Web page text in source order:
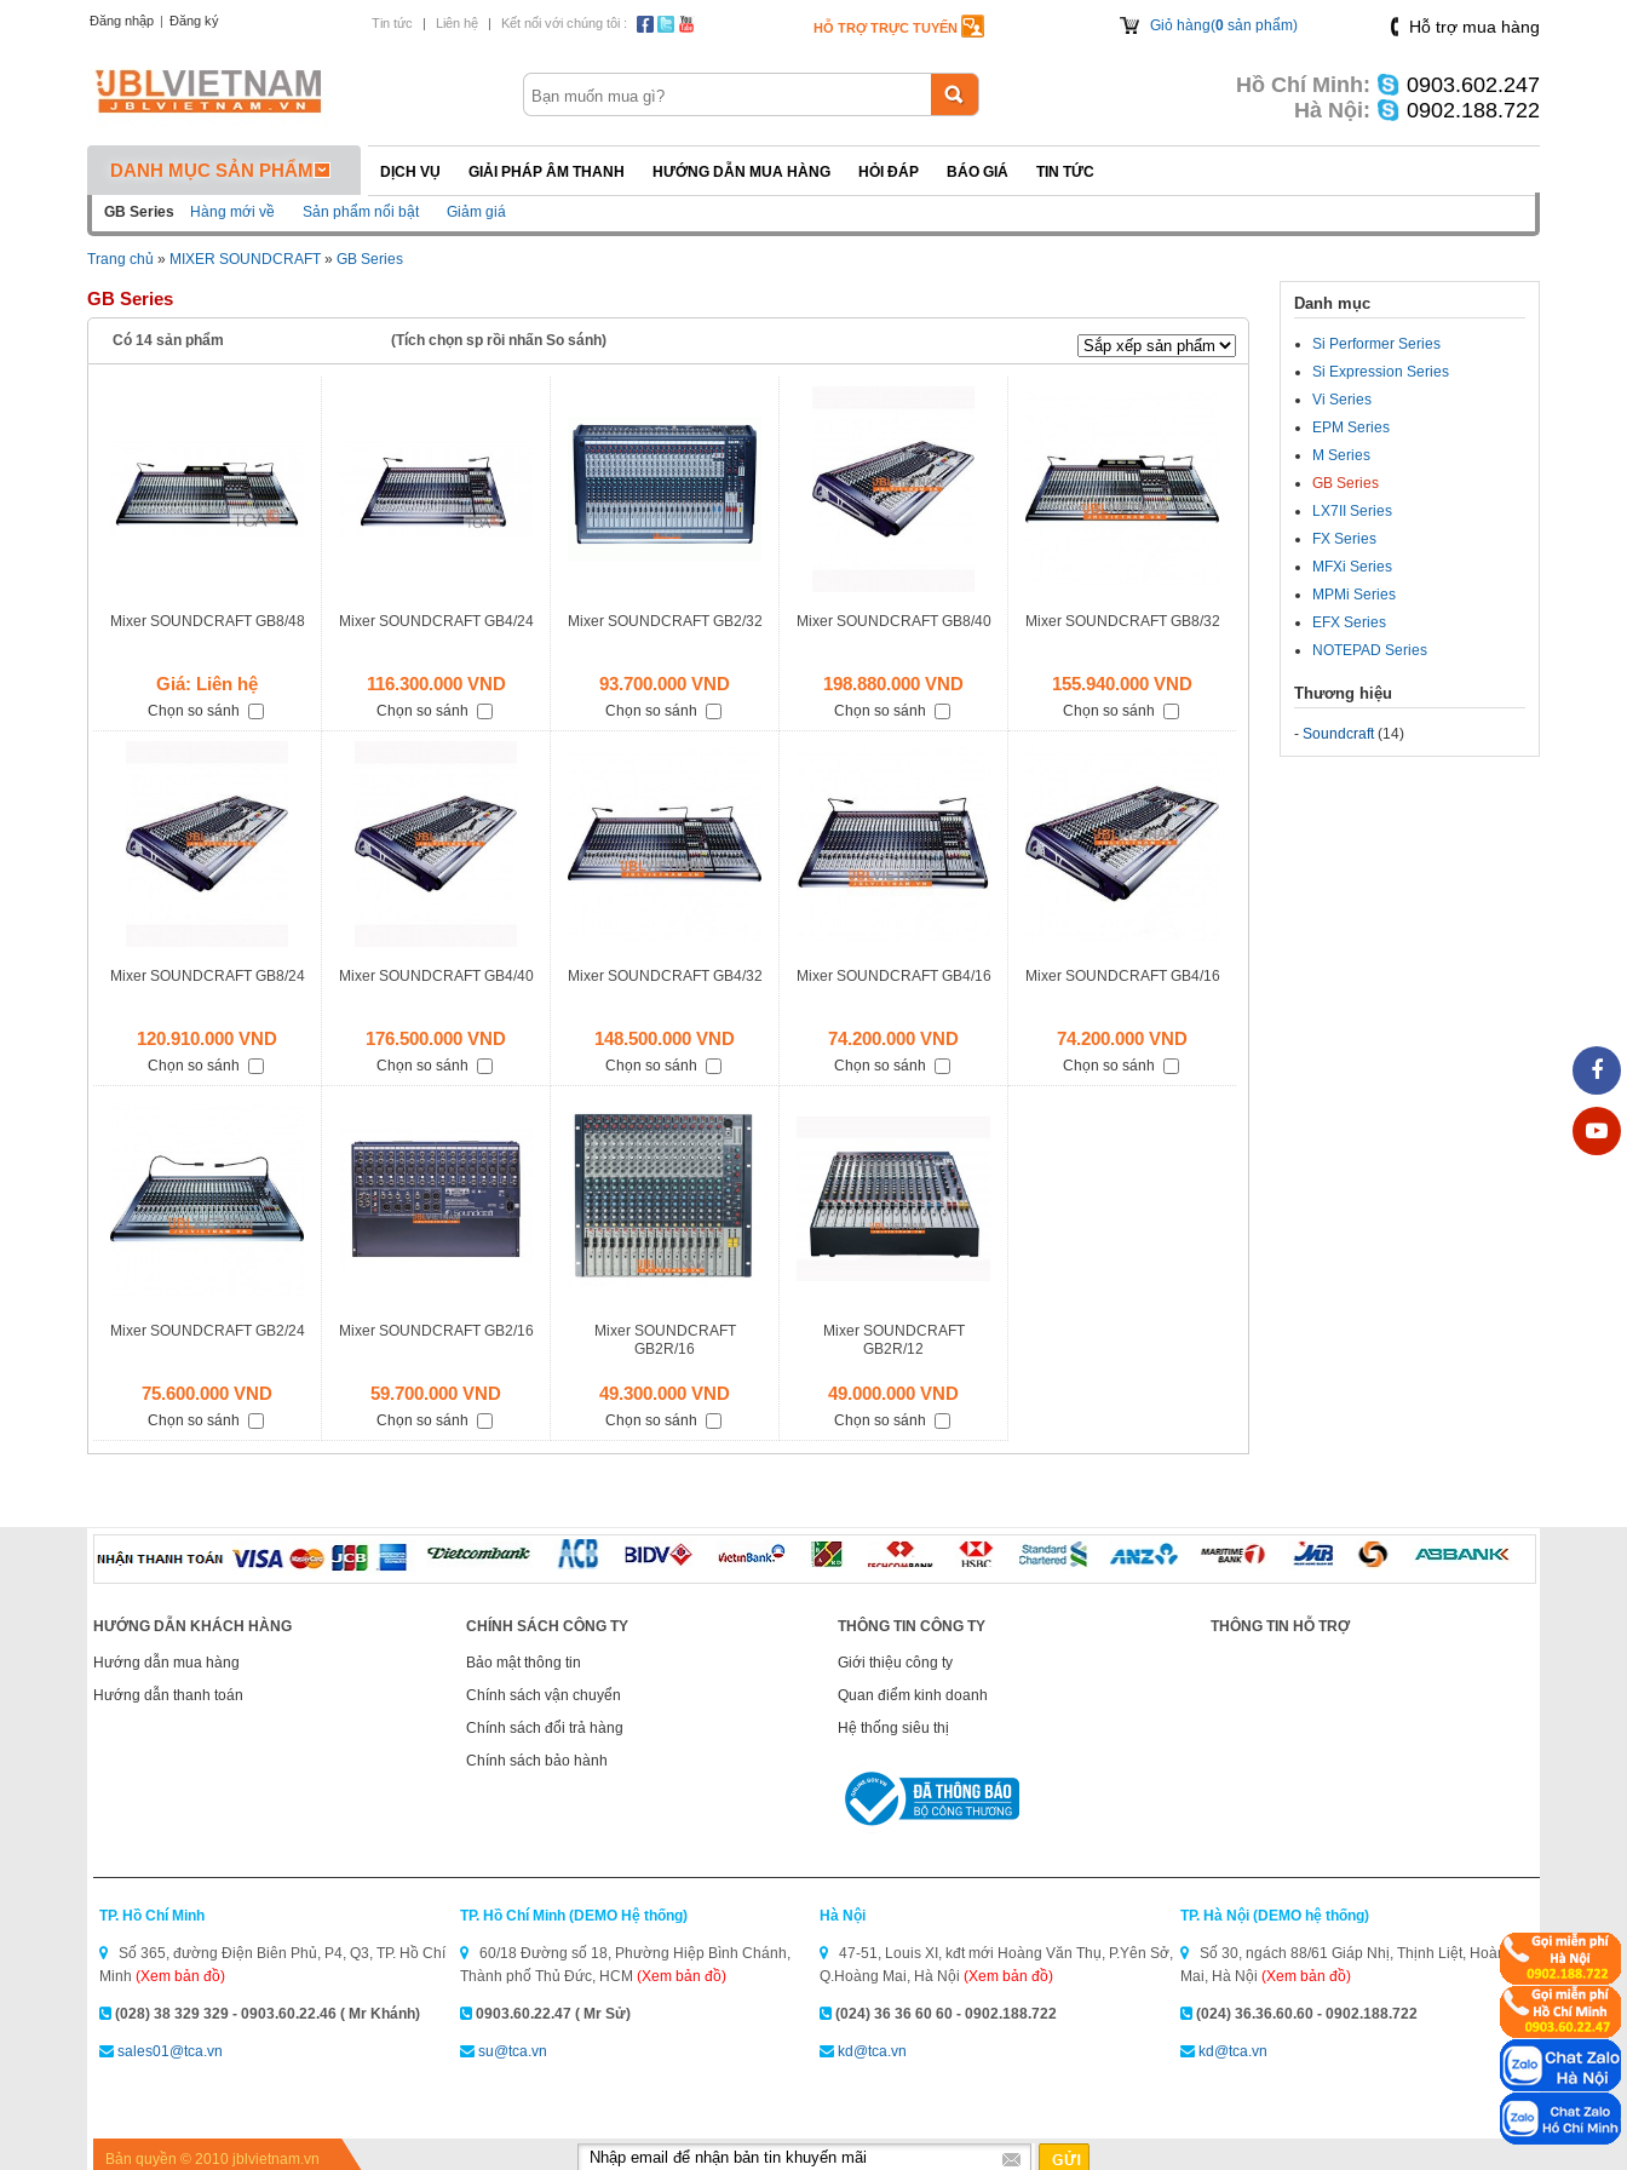
Đăng nhập | Đăng ký Tin tức | Liên hệ | Kết nối với chúng tôi : HỖ TRỢ TRỰC TUYẾN Hỗ trợ mua hàng
Hồ Chí Minh:
0903.602.247
Hà Nội:
0902.188.722
Giỏ hàng(0 sản phẩm)
DANH MỤC SẢN PHẨM DỊCH VỤ GIẢI PHÁP ÂM THANH HƯỚNG DẪN MUA HÀNG HỎI ĐÁP BÁO GIÁ TIN TỨC
GB Series Hàng mới về Sản phẩm nổi bật Giảm giá
Trang chủ » MIXER SOUNDCRAFT » GB Series
Danh mục
Si Performer Series
Si Expression Series
Vi Series
EPM Series
M Series
GB Series
LX7II Series
FX Series
MFXi Series
MPMi Series
EFX Series
NOTEPAD Series
Thương hiệu
- Soundcraft(14)
GB Series
Có 14 sản phẩm (Tích chọn sp rồi nhấn So sánh)
Mixer SOUNDCRAFT GB8/48
Giá: Liên hệ
Chọn so sánh
Mixer SOUNDCRAFT GB4/24
116.300.000 VND
Chọn so sánh
Mixer SOUNDCRAFT GB2/32
93.700.000 VND
Chọn so sánh
Mixer SOUNDCRAFT GB8/40
198.880.000 VND
Chọn so sánh
Mixer SOUNDCRAFT GB8/32
155.940.000 VND
Chọn so sánh
Mixer SOUNDCRAFT GB8/24
120.910.000 VND
Chọn so sánh
Mixer SOUNDCRAFT GB4/40
176.500.000 VND
Chọn so sánh
Mixer SOUNDCRAFT GB4/32
148.500.000 VND
Chọn so sánh
Mixer SOUNDCRAFT GB4/16
74.200.000 VND
Chọn so sánh
Mixer SOUNDCRAFT GB4/16
74.200.000 VND
Chọn so sánh
Mixer SOUNDCRAFT GB2/24
75.600.000 VND
Chọn so sánh
Mixer SOUNDCRAFT GB2/16
59.700.000 VND
Chọn so sánh
Mixer SOUNDCRAFT
GB2R/16
49.300.000 VND
Chọn so sánh
Mixer SOUNDCRAFT
GB2R/12
49.000.000 VND
Chọn so sánh
HƯỚNG DẪN KHÁCH HÀNG
Hướng dẫn mua hàng
Hướng dẫn thanh toán
CHÍNH SÁCH CÔNG TY
Bảo mật thông tin
Chính sách vận chuyển
Chính sách đổi trả hàng
Chính sách bảo hành
THÔNG TIN CÔNG TY
Giới thiệu công ty
Quan điểm kinh doanh
Hệ thống siêu thị
THÔNG TIN HỖ TRỢ
TP. Hồ Chí Minh
Số 365, đường Điện Biên Phủ, P4, Q3, TP. Hồ Chí
Minh (Xem bản đồ)
(028) 38 329 329 - 0903.60.22.46 ( Mr Khánh)
sales01@tca.vn
TP. Hồ Chí Minh (DEMO Hệ thống)
60/18 Đường số 18, Phường Hiệp Bình Chánh,
Thành phố Thủ Đức, HCM (Xem bản đồ)
0903.60.22.47 ( Mr Sử)
su@tca.vn
Hà Nội
47-51, Louis XI, kđt mới Hoàng Văn Thụ, P.Yên Sở,
Q.Hoàng Mai, Hà Nội (Xem bản đồ)
(024) 36 36 60 60 - 0902.188.722
kd@tca.vn
TP. Hà Nội (DEMO hệ thống)
Số 30, ngách 88/61 Giáp Nhị, Thịnh Liệt, Hoàng
Mai, Hà Nội (Xem bản đồ)
(024) 36.36.60.60 - 0902.188.722
kd@tca.vn
Bản quyền © 2010 jblvietnam.vn